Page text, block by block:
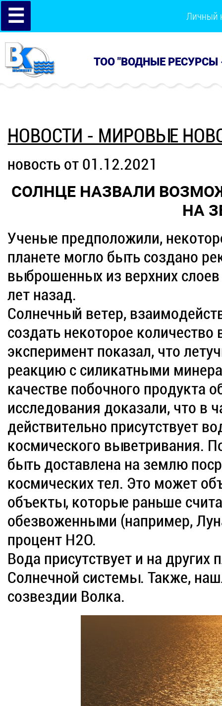
☰ Личный
ТОО "ВОДНЫЕ РЕСУРСЫ
НОВОСТИ - МИРОВЫЕ
новость от 01.12.2021
СОЛНЦЕ НАЗВАЛИ
НА
Ученые предположили,
планете могло быть создано
выброшенных из верхних
лет назад.
Солнечный ветер,
создать некоторое
эксперимент показал, что
реакцию с силикатными
качестве побочного продукта
исследования доказали, что в
действительно присутствует
космического выветривания.
быть доставлена на землю
космических тел. Это может
объекты, которые раньше
обезвоженными (например,
процент Н2О.
Вода присутствует и на других
Солнечной системы. Также,
созвездии Волка.